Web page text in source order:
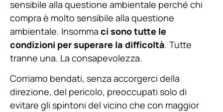
sensibile alla questione ambientale perché chi
compra è molto sensibile alla questione
ambientale. Insomma ci sono tutte le
condizioni per superare la difficoltà. Tutte
tranne una. La consapevolezza.
Corriamo bendati, senza accorgerci della
direzione, del pericolo, preoccupati solo di
evitare gli spintoni del vicino che con maggior